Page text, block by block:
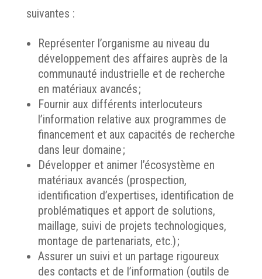
suivantes :
Représenter l’organisme au niveau du
développement des affaires auprès de la
communauté industrielle et de recherche
en matériaux avancés ;
Fournir aux différents interlocuteurs
l’information relative aux programmes de
financement et aux capacités de recherche
dans leur domaine ;
Développer et animer l’écosystème en
matériaux avancés (prospection,
identification d’expertises, identification de
problématiques et apport de solutions,
maillage, suivi de projets technologiques,
montage de partenariats, etc.) ;
Assurer un suivi et un partage rigoureux
des contacts et de l’information (outils de